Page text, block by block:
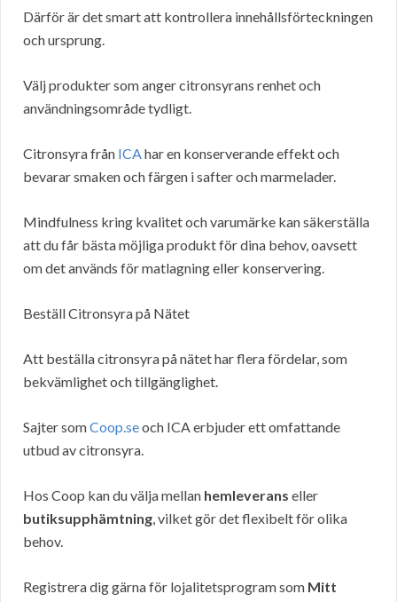
Därför är det smart att kontrollera innehållsförteckningen
och ursprung.
Välj produkter som anger citronsyrans renhet och
användningsområde tydligt.
Citronsyra från ICAhar en konserverande effekt och
bevarar smaken och färgen i safter och marmelader.
Mindfulness kring kvalitet och varumärke kan säkerställa
att du får bästa möjliga produkt för dina behov, oavsett
om det används för matlagning eller konservering.
Beställ Citronsyra på Nätet
Att beställa citronsyra på nätet har flera fördelar, som
bekvämlighet och tillgänglighet.
Sajter somCoop.seoch ICA erbjuder ett omfattande
utbud av citronsyra.
Hos Coop kan du välja mellan hemleverans eller
butiksupphämtning, vilket gör det flexibelt för olika
behov.
Registrera dig gärna för lojalitetsprogram som Mitt